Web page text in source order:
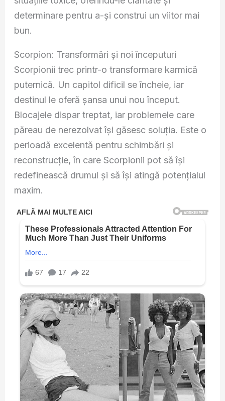
determinare pentru a-și construi un viitor mai
bun.
Scorpion: Transformări și noi începuturi
Scorpionii trec printr-o transformare karmică
puternică. Un capitol dificil se încheie, iar
destinul le oferă șansa unui nou început.
Blocajele dispar treptat, iar problemele care
păreau de nerezolvat își găsesc soluția. Este o
perioadă excelentă pentru schimbări și
reconstrucție, în care Scorpionii pot să își
redefinească drumul și să își atingă potențialul
maxim.